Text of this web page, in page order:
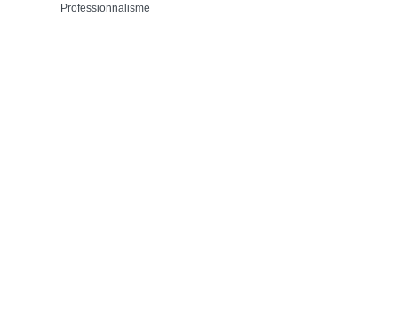
Professionnalisme